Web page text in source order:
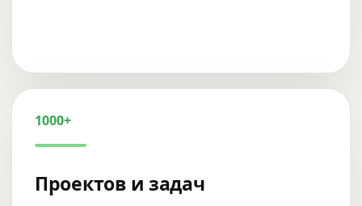
1000+
Проектов и задач